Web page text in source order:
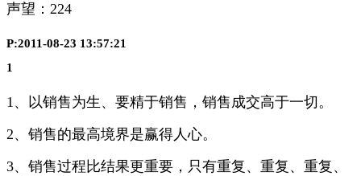
声望： 224
P:2011-08-23 13:57:21
1
1、以销售为生、要精于销售，销售成交高于一切。
2、销售的最高境界是赢得人心。
3、销售过程比结果更重要，只有重复、重复、重复、